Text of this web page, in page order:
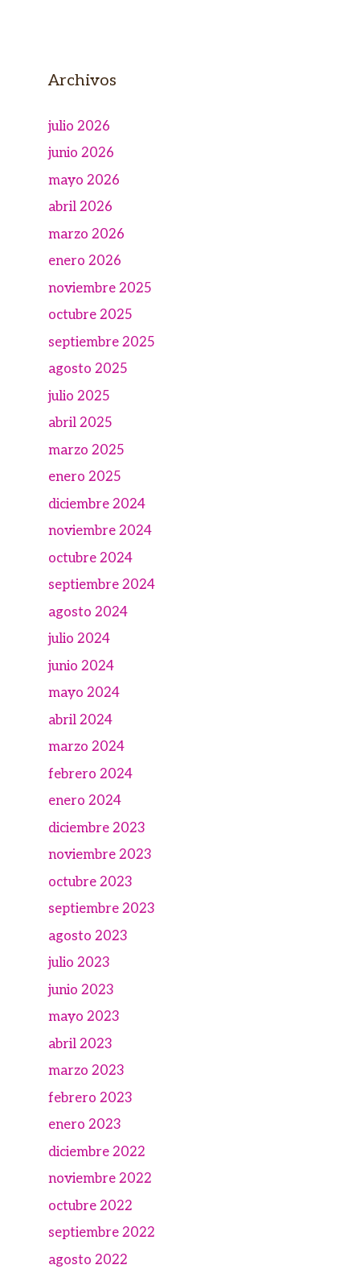
Archivos
julio 2026
junio 2026
mayo 2026
abril 2026
marzo 2026
enero 2026
noviembre 2025
octubre 2025
septiembre 2025
agosto 2025
julio 2025
abril 2025
marzo 2025
enero 2025
diciembre 2024
noviembre 2024
octubre 2024
septiembre 2024
agosto 2024
julio 2024
junio 2024
mayo 2024
abril 2024
marzo 2024
febrero 2024
enero 2024
diciembre 2023
noviembre 2023
octubre 2023
septiembre 2023
agosto 2023
julio 2023
junio 2023
mayo 2023
abril 2023
marzo 2023
febrero 2023
enero 2023
diciembre 2022
noviembre 2022
octubre 2022
septiembre 2022
agosto 2022